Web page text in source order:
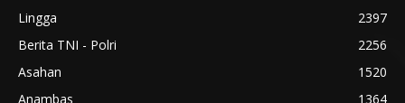
Lingga
2397
Berita TNI - Polri
2256
Asahan
1520
Anambas
1364